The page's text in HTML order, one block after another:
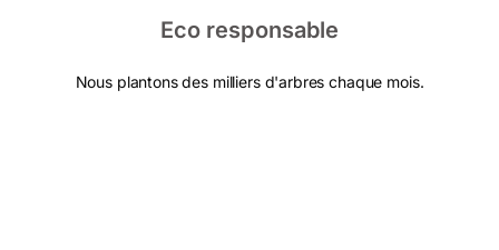
Eco responsable
Nous plantons des milliers d'arbres chaque mois.